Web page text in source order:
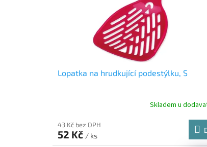
Lopatka na hrudkující podestýlku, S
Skladem u
43 Kč bez DPH
52 Kč / ks